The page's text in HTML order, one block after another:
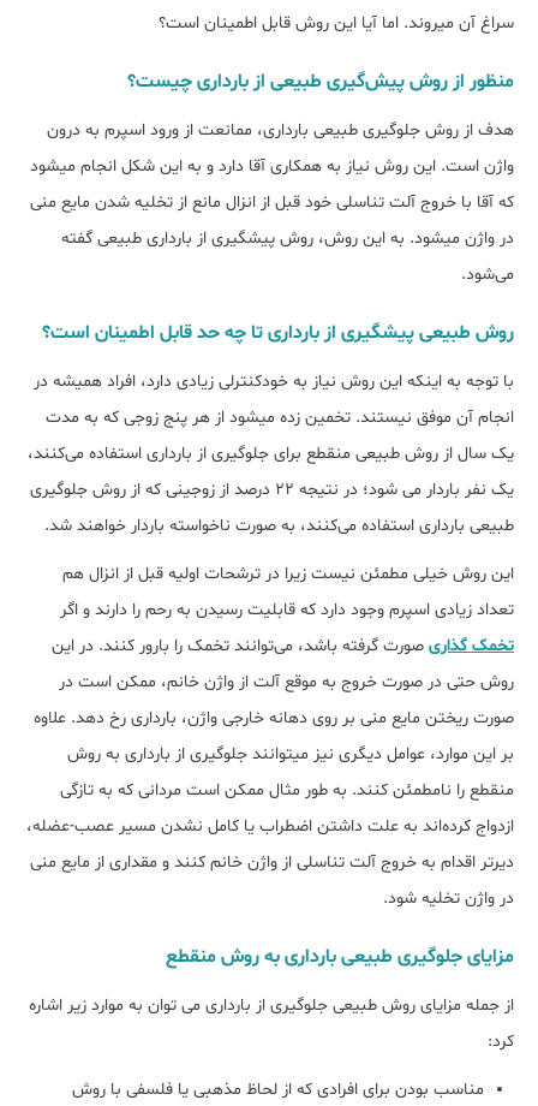
سراغ آن می‎روند. اما آیا این روش قابل اطمینان است؟
منظور از روش پیش‌گیری طبیعی از بارداری چیست؟
هدف از روش جلوگیری طبیعی بارداری، ممانعت از ورود اسپرم به درون
واژن است. این روش نیاز به همکاری آقا دارد و به این شکل انجام می‎شود
که آقا با خروج آلت تناسلی خود قبل از انزال مانع از تخلیه شدن مایع منی
در واژن می‎شود. به این روش، روش پیش‎گیری از بارداری طبیعی گفته
می‏‌شود.
روش طبیعی پیش‎گیری از بارداری تا چه حد قابل اطمینان است؟
با توجه به اینکه این روش نیاز به خودکنترلی زیادی دارد، افراد همیشه در
انجام آن موفق نیستند. تخمین زده می‎شود از هر پنج زوجی که به مدت
یک سال از روش طبیعی منقطع برای جلوگیری از بارداری استفاده می‎‌کنند،
یک نفر باردار می شود؛ در نتیجه ۲۲ درصد از زوجینی که از روش جلوگیری
طبیعی بارداری استفاده می‎‌کنند، به صورت ناخواسته باردار خواهند شد.
این روش خیلی مطمئن نیست زیرا در ترشحات اولیه قبل از انزال هم
تعداد زیادی اسپرم وجود دارد که قابلیت رسیدن به رحم را دارند و اگر
تخمک ‎گذاری
صورت گرفته باشد، می‌توانند تخمک را بارور کنند. در این
روش حتی در صورت خروج به موقع آلت از واژن خانم، ممکن است در
صورت ریختن مایع منی بر روی دهانه خارجی واژن، بارداری رخ دهد. علاوه
بر این موارد، عوامل دیگری نیز می‎توانند جلوگیری از بارداری به روش
منقطع را نامطمئن کنند. به طور مثال ممکن است مردانی که به تازگی
ازدواج کرده‌اند به علت داشتن اضطراب یا کامل نشدن مسیر عصب-عضله،
دیرتر اقدام به خروج آلت تناسلی از واژن خانم کنند و مقداری از مایع منی
در واژن تخلیه شود.
مزایای جلوگیری طبیعی بارداری به روش منقطع
از جمله مزایای روش طبیعی جلوگیری از بارداری می توان به موارد زیر اشاره
کرد:
مناسب بودن برای افرادی که از لحاظ مذهبی یا فلسفی با روش